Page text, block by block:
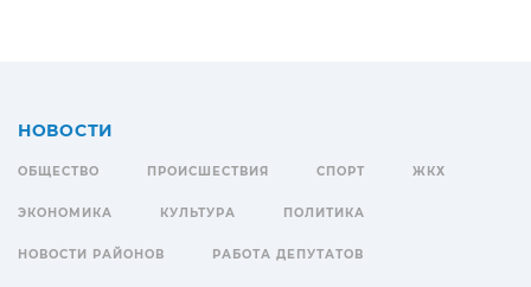
НОВОСТИ
ОБЩЕСТВО ПРОИСШЕСТВИЯ СПОРТ ЖКХ
ЭКОНОМИКА КУЛЬТУРА ПОЛИТИКА
НОВОСТИ РАЙОНОВ РАБОТА ДЕПУТАТОВ